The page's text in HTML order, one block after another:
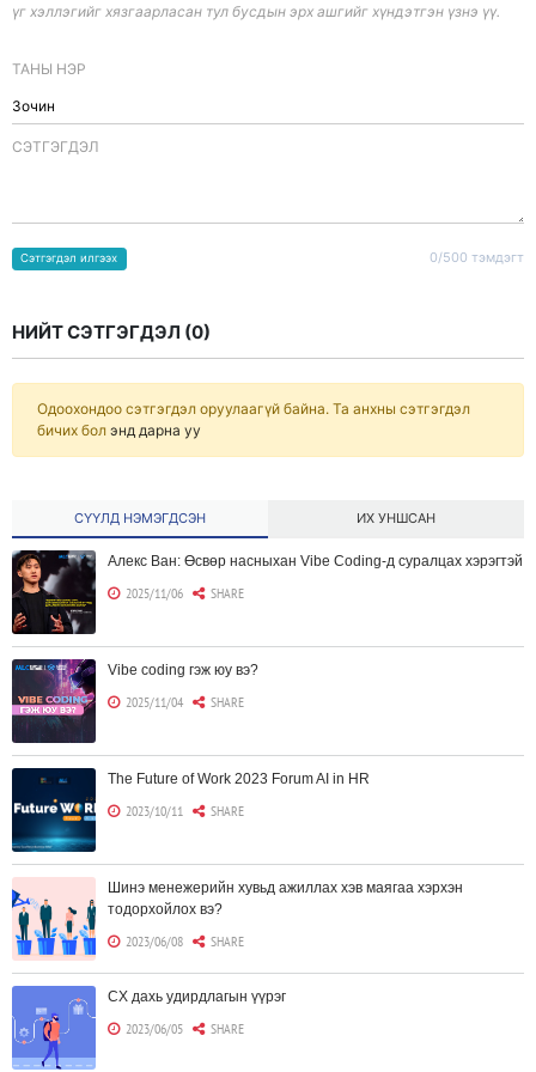
үг хэллэгийг хязгаарласан тул бусдын эрх ашгийг хүндэтгэн үзнэ үү.
ТАНЫ НЭР
CЭТГЭГДЭЛ
0/500 тэмдэгт
Сэтгэгдэл илгээх
НИЙТ СЭТГЭГДЭЛ (0)
Одоохондоо сэтгэгдэл оруулаагүй байна. Та анхны сэтгэгдэл
бичих бол энд дарна уу
СҮҮЛД НЭМЭГДСЭН ИХ УНШСАН
Алекс Ван: Өсвөр насныхан Vibe Coding-д суралцах хэрэгтэй
2025/11/06 SHARE
Vibe coding гэж юу вэ?
2025/11/04 SHARE
The Future of Work 2023 Forum AI in HR
2023/10/11 SHARE
Шинэ менежерийн хувьд ажиллах хэв маягаа хэрхэн
тодорхойлох вэ?
2023/06/08 SHARE
CX дахь удирдлагын үүрэг
2023/06/05 SHARE